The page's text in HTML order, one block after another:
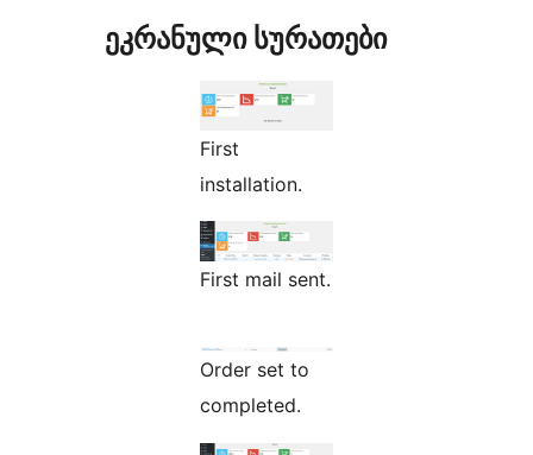
ეკრანული სურათები
First
installation.
First mail sent.
Order set to
completed.